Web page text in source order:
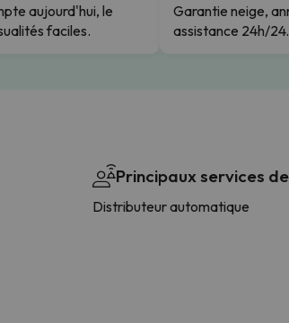
aujourd'hui, le
faciles.
Garantie neige,
assistance 24h/24.
Principaux services
Distributeur automatique